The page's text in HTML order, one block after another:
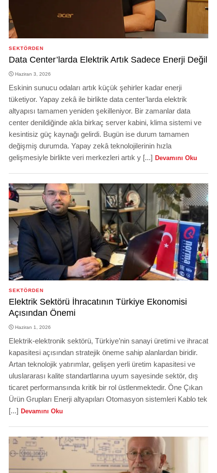
SEKTÖRDEN
Data Center’larda Elektrik Artık Sadece Enerji Değil
Haziran 3, 2026
Eskinin sunucu odaları artık küçük şehirler kadar enerji
tüketiyor. Yapay zekâ ile birlikte data center’larda elektrik
altyapısı tamamen yeniden şekilleniyor. Bir zamanlar data
center denildiğinde akla birkaç server kabini, klima sistemi ve
kesintisiz güç kaynağı gelirdi. Bugün ise durum tamamen
değişmiş durumda. Yapay zekâ teknolojilerinin hızla
gelişmesiyle birlikte veri merkezleri artık y [...] Devamını Oku
SEKTÖRDEN
Elektrik Sektörü İhracatının Türkiye Ekonomisi
Açısından Önemi
Haziran 1, 2026
Elektrik-elektronik sektörü, Türkiye’nin sanayi üretimi ve ihracat
kapasitesi açısından stratejik öneme sahip alanlardan biridir.
Artan teknolojik yatırımlar, gelişen yerli üretim kapasitesi ve
uluslararası kalite standartlarına uyum sayesinde sektör, dış
ticaret performansında kritik bir rol üstlenmektedir. Öne Çıkan
Ürün Grupları Enerji altyapıları Otomasyon sistemleri Kablo tek
[...] Devamını Oku